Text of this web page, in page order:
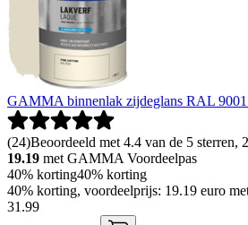
GAMMA binnenlak zijdeglans RAL
(24)Beoordeeld met 4.4 van de 5 sterren,
19.19 met GAMMA Voordeelpas
40% korting40% korting
40% korting, voordeelprijs: 19.19 euro
31 .99